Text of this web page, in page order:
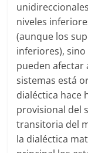
niveles
(aunque los
inferiores),
pueden afectar
sistemas está
dialéctica hace
provisional del
transitoria del
la dialéctica